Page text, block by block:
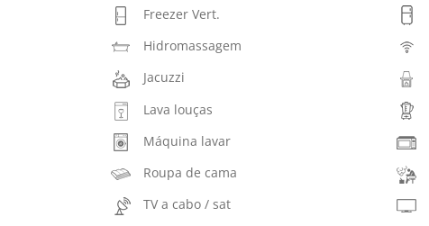
Freezer Vert.
Hidromassagem
Jacuzzi
Lava louças
Máquina lavar
Roupa de cama
TV a cabo / sat